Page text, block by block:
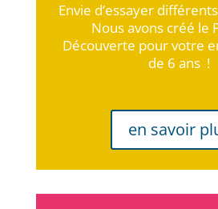
Envie d’essayer
Nous avons créé le
Découverte pour votre
de 6 ans !
en savoir